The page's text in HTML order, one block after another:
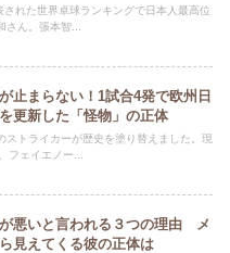
れた世界卓球ランキングで日本人最高位
ん。張本智...
止まらない！1試合4発で欧州日
更新した「怪物」の正体
ストライカーが歴史を塗り替えました。現
フェイエノー...
悪いと言われる３つの理由 メ
見えてくる彼の正体は